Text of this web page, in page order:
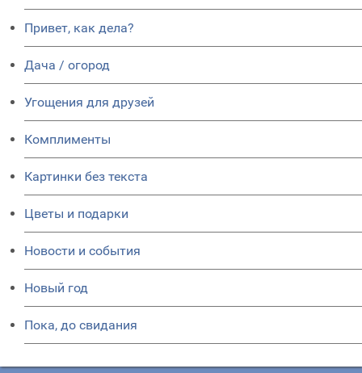
Привет, как дела?
Дача / огород
Угощения для друзей
Комплименты
Картинки без текста
Цветы и подарки
Новости и события
Новый год
Пока, до свидания